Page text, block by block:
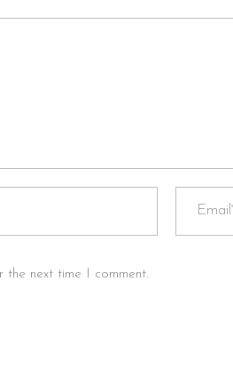
the next time I comment.